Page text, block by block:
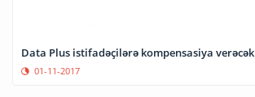
Data Plus istifadəçilərə kompensasiya verəcək
01-11-2017